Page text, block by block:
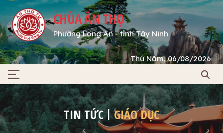
CHÙA ÂN THỌ
Phường Long An - tỉnh Tây Ninh
Thứ Năm, 06/08/2026
TIN TỨC GIÁO DỤC